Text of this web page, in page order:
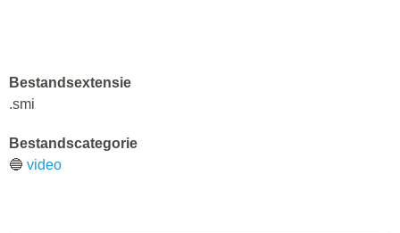
Bestandsextensie
.smi
Bestandscategorie
🔵 video